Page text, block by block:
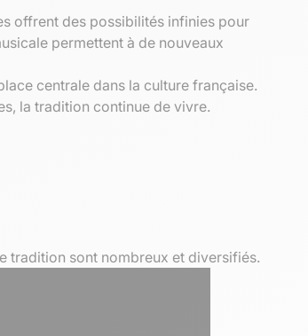
offrent des possibilités infinies pour
permettent à de nouveaux
centrale dans la culture française.
la tradition continue de vivre.
tradition sont nombreux et diversifiés.